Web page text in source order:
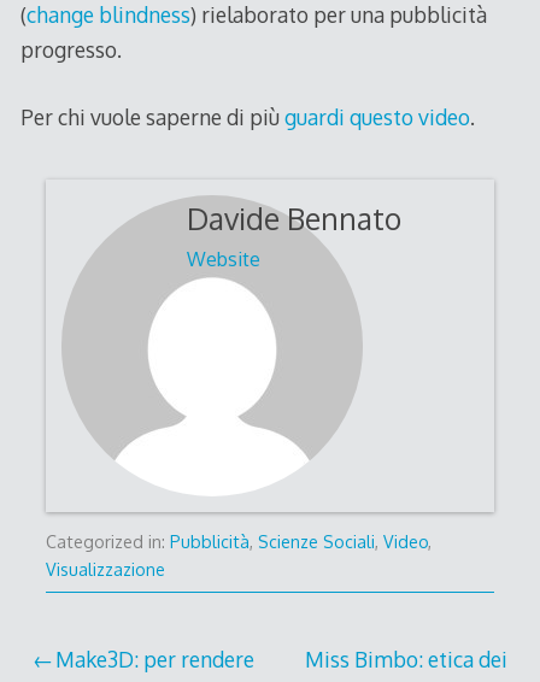
(change blindness) rielaborato per una pubblicità
progresso.
Per chi vuole saperne di piùguardi questo video.
Davide Bennato
Website
Categorized in: Pubblicità, Scienze Sociali, Video,
Visualizzazione
Post
Make3D: per rendere
Miss Bimbo: etica dei